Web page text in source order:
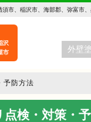
市、稲沢市、海部郡、弥富市
沢
市
外壁
予防方法
検・対策・